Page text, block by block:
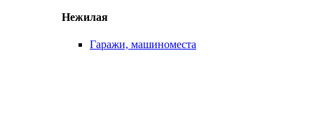
Нежилая
Гаражи, машиноместа